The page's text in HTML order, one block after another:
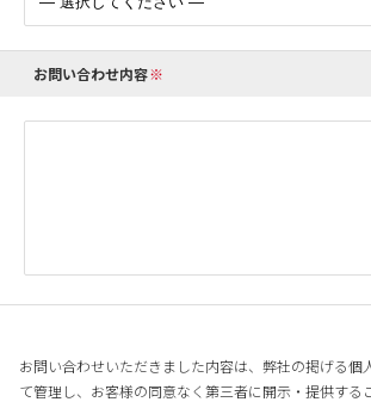
お問い合わせ内容
お問い合わせいただきました内容は、弊社の掲げる個
て管理し、お客様の同意なく第三者に開示・提供する